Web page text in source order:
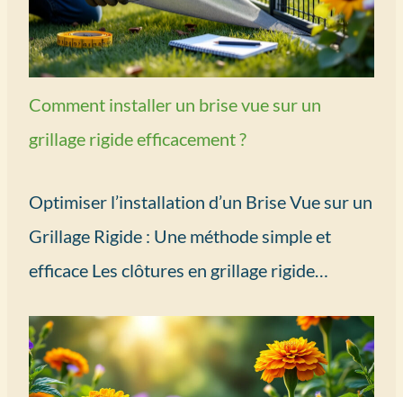
Comment installer un brise vue sur un
grillage rigide efficacement ?
Optimiser l’installation d’un Brise Vue sur un
Grillage Rigide : Une méthode simple et
efficace Les clôtures en grillage rigide…